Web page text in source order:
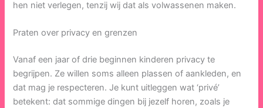
hen niet verlegen, tenzij wij dat als volwassenen maken.
Praten over privacy en grenzen
Vanaf een jaar of drie beginnen kinderen privacy te
begrijpen. Ze willen soms alleen plassen of aankleden, en
dat mag je respecteren. Je kunt uitleggen wat ‘privé’
betekent: dat sommige dingen bij jezelf horen, zoals je